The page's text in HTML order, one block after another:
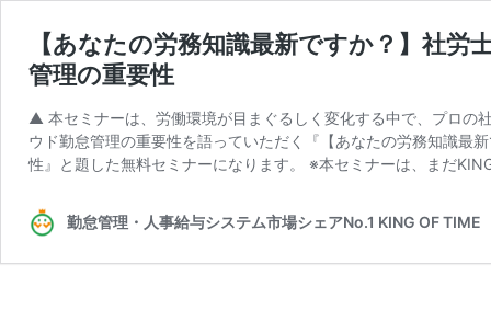
【あなたの労務知識最新ですか？】社
管理の重要性
▲ 本セミナーは、労働環境が目まぐるしく変化する中で、プロの
ウド勤怠管理の重要性を語っていただく『【あなたの労務知識最
性』と題した無料セミナーになります。 ※本セミナーは、まだ
勤怠管理・人事給与システム市場シェアNo.1 KING OF TIME